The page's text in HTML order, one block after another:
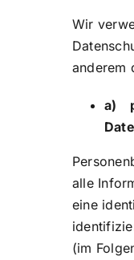
Wir
anderem
a)
alle
eine
(im